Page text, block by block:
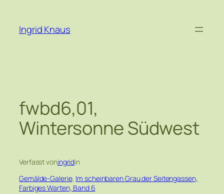
springen
Ingrid Knaus
fwbd6,01,
Wintersonne Südwest
Verfasst voningridin
Gemälde-Galerie, Im scheinbaren Grau der Seitengassen,
Farbiges Warten, Band 6